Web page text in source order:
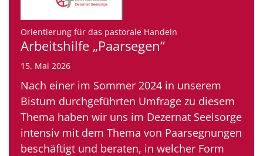
Orientierung für das pastorale Handeln
Arbeitshilfe „Paarsegen“
15. Mai 2026
Nach einer im Sommer 2024 in unserem
Bistum durchgeführten Umfrage zu diesem
Thema haben wir uns im Dezernat Seelsorge
intensiv mit dem Thema von Paarsegnungen
beschäftigt und beraten, in welcher Form